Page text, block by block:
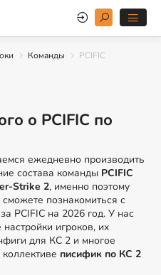
Команды PCIFIC
о PCIFIC по
ежедневно производить
состава команды PCIFIC
Strike 2, именно поэтому
познакомиться с
PCIFIC на 2026 год. У нас
игроков, их
для КС 2 и многое
писифик по КС 2